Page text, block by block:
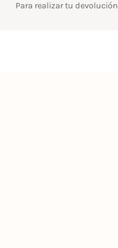
Para realizar tu devolución